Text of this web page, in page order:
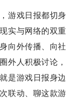
游戏日报都切身
实与网络的双重
向外传播、向社
外人积极讨论，
是游戏日报身边
联动、聊这款游